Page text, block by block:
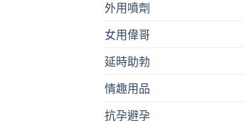
外用噴劑
女用偉哥
延時助勃
情趣用品
抗孕避孕